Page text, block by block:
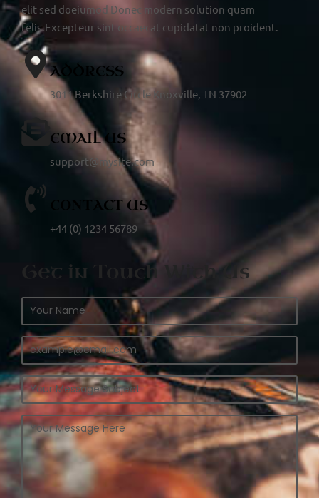
elit sed doeiumod Donec modern solution quam
felis.Excepteur sint occaecat cupidatat non proident.
ADDRESS
3011 Berkshire Circle Knoxville, TN 37902
EMAIL US
support@mysite.com
CONTACT US
+44 (0) 1234 56789
Get in Touch With Us